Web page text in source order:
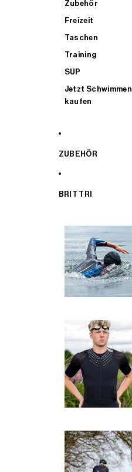
Zubehör
Freizeit
Taschen
Training
SUP
Jetzt Schwimmen
kaufen
ZUBEHÖR
BRIT TRI